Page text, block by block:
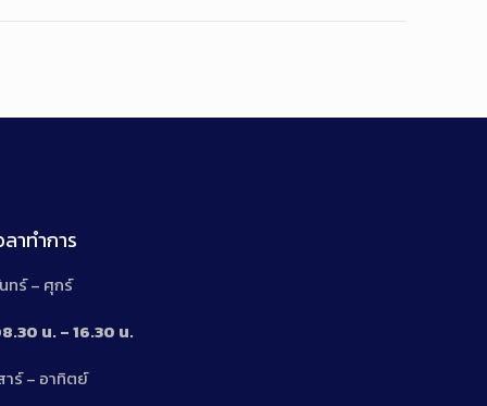
ลาทำการ
ทร์ – ศุกร์
น. – 16.30 น.
าร์ – อาทิตย์